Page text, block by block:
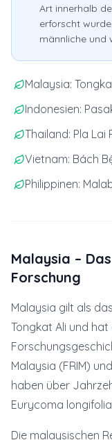
Art innerhalb
erforscht
männliche und
Malaysia:
Indonesien:
Thailand: Pla Lai
Vietnam: Bách
Philippinen:
Malaysia –
Forschung
Malaysia gilt als
Tongkat Ali und
Malaysia (FRIM)
haben über
Eurycoma
Die malaysischen